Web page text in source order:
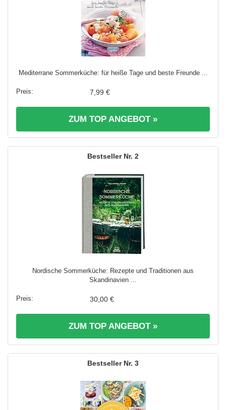
Mediterrane Sommerküche: für heiße Tage und beste Freunde ...
7,99 €
ZUM TOP ANGEBOT »
2
Nordische Sommerküche: Rezepte und Traditionen aus
Skandinavien ...
30,00 €
ZUM TOP ANGEBOT »
3